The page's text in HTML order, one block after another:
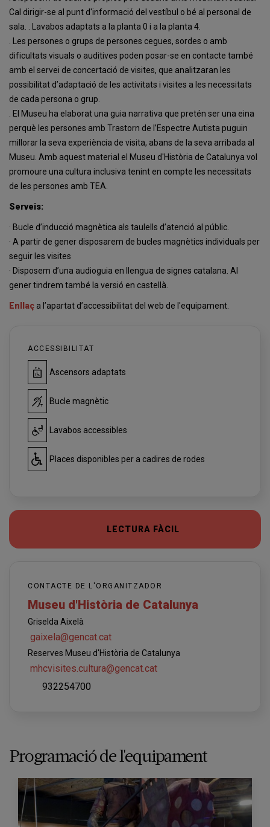
Cal dirigir-se al punt d'informació del vestíbul o bé al personal de
sala. . Lavabos adaptats a la planta 0 i a la planta 4.
. Les persones o grups de persones cegues, sordes o amb
dificultats visuals o auditives poden posar-se en contacte també
amb el servei de concertació de visites, que analitzaran les
possibilitat d’adaptació de les activitats i visites a les necessitats
de cada persona o grup.
. El Museu ha elaborat una guia narrativa que pretén ser una eina
perquè les persones amb Trastorn de l’Espectre Autista puguin
millorar la seva experiència de visita, abans de la seva arribada al
Museu. Amb aquest material el Museu d'Història de Catalunya vol
promoure una cultura inclusiva tenint en compte les necessitats
de les persones amb TEA.
Serveis:
· Bucle d’inducció magnètica als taulells d’atenció al públic.
· A partir de gener disposarem de bucles magnètics individuals per
seguir les visites
· Disposem d’una audioguia en llengua de signes catalana. Al
gener tindrem també la versió en castellà.
Enllaç a l’apartat d’accessibilitat del web de l'equipament.
ACCESSIBILITAT
Ascensors adaptats
Bucle magnètic
Lavabos accessibles
Places disponibles per a cadires de rodes
LECTURA FÀCIL
CONTACTE DE L'ORGANITZADOR
Museu d'Història de Catalunya
Griselda Aixelà
gaixela@gencat.cat
Reserves Museu d'Història de Catalunya
mhcvisites.cultura@gencat.cat
932254700
Programació de l'equipament